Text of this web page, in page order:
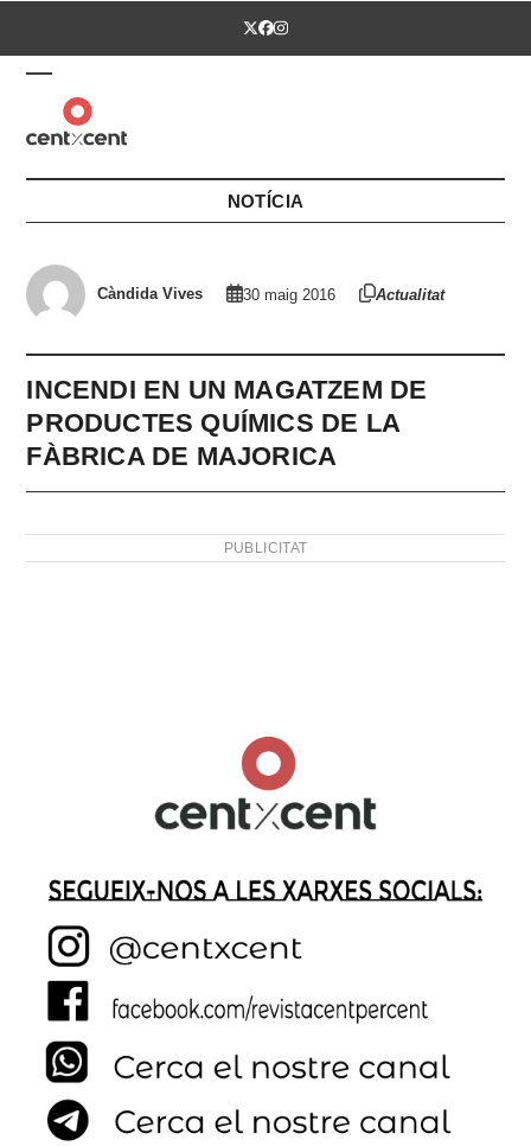
Twitter
Facebook
Instagram
Open
mobile
menu
Close
mobile
menu
NOTÍCIA
Càndida Vives 30 maig 2016 Actualitat
INCENDI EN UN MAGATZEM DE
PRODUCTES QUÍMICS DE LA
FÀBRICA DE MAJORICA
PUBLICITAT